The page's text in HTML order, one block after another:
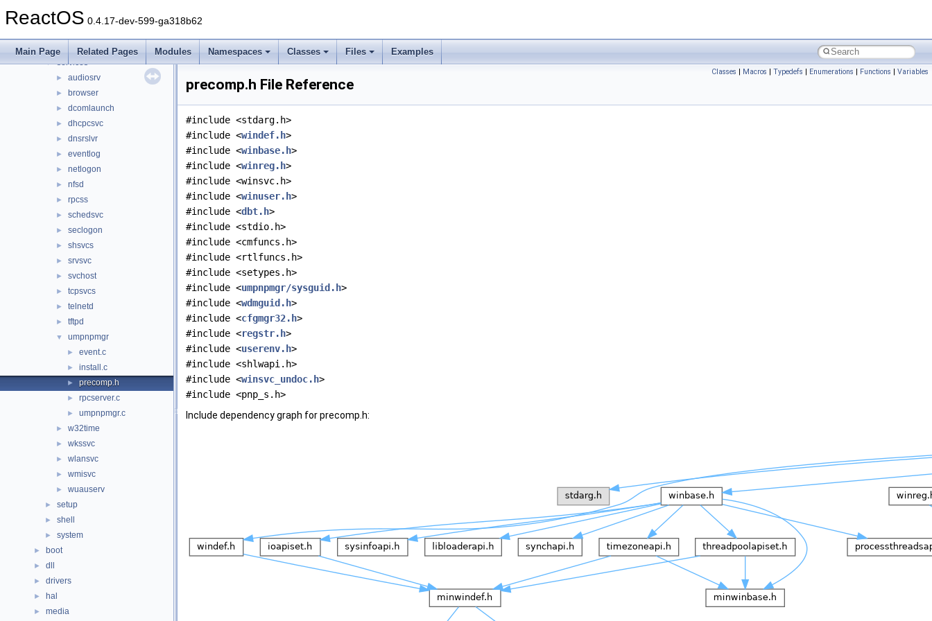
ReactOS 0.4.17-dev-599-ga318b62
Main Page Related Pages Modules Namespaces Classes Files Examples
▼ base
►
▼ services
► audiosrv
► browser
► dcomlaunch
► dhcpcsvc
► dnsrslvr
► eventlog
► netlogon
► nfsd
► rpcss
► schedsvc
► seclogon
► shsvcs
► srvsvc
► svchost
► tcpsvcs
► telnetd
► tftpd
▼ umpnpmgr
► event.c
► install.c
► precomp.h
► rpcserver.c
► umpnpmgr.c
► w32time
► wkssvc
► wlansvc
► wmisvc
► wuauserv
► setup
► shell
► system
► boot
► dll
► drivers
► hal
► media
Classes | Macros | Typedefs | Enumerations | Functions | Variables
precomp.h File Reference
#include <stdarg.h>
#include <windef.h>
#include <winbase.h>
#include <winreg.h>
#include <winsvc.h>
#include <winuser.h>
#include <dbt.h>
#include <stdio.h>
#include <cmfuncs.h>
#include <rtlfuncs.h>
#include <setypes.h>
#include <umpnpmgr/sysguid.h>
#include <wdmguid.h>
#include <cfgmgr32.h>
#include <regstr.h>
#include <userenv.h>
#include <shlwapi.h>
#include <winsvc_undoc.h>
#include <pnp_s.h>
Include dependency graph for precomp.h: